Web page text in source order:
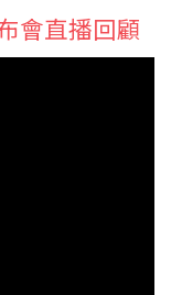
會直播回顧